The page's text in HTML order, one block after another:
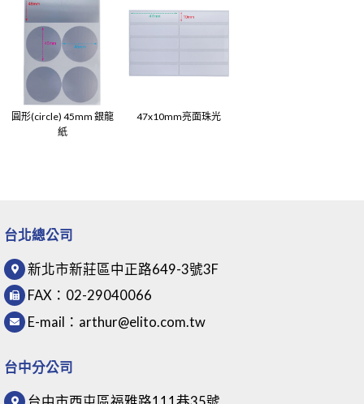
圓形(circle) 45mm 銀龍
紙
47x10mm亮面珠光
台北總公司
新北市新莊區中正路649-3號3F
FAX： 02-29040066
E-mail： arthur@elito.com.tw
台中分公司